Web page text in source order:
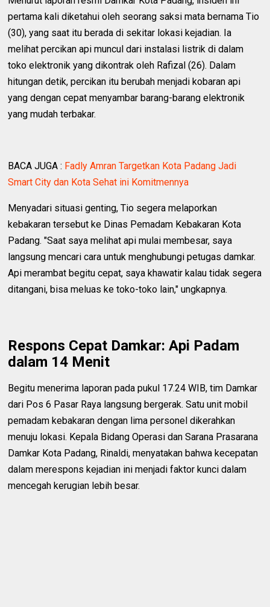
pertama kali diketahui oleh seorang saksi mata bernama Tio
(30), yang saat itu berada di sekitar lokasi kejadian. Ia
melihat percikan api muncul dari instalasi listrik di dalam
toko elektronik yang dikontrak oleh Rafizal (26). Dalam
hitungan detik, percikan itu berubah menjadi kobaran api
yang dengan cepat menyambar barang-barang elektronik
yang mudah terbakar.
BACA JUGA : Fadly Amran Targetkan Kota Padang Jadi
Smart City dan Kota Sehat ini Komitmennya
Menyadari situasi genting, Tio segera melaporkan
kebakaran tersebut ke Dinas Pemadam Kebakaran Kota
Padang. "Saat saya melihat api mulai membesar, saya
langsung mencari cara untuk menghubungi petugas damkar.
Api merambat begitu cepat, saya khawatir kalau tidak segera
ditangani, bisa meluas ke toko-toko lain," ungkapnya.
Respons Cepat Damkar: Api Padam
dalam 14 Menit
Begitu menerima laporan pada pukul 17.24 WIB, tim Damkar
dari Pos 6 Pasar Raya langsung bergerak. Satu unit mobil
pemadam kebakaran dengan lima personel dikerahkan
menuju lokasi. Kepala Bidang Operasi dan Sarana Prasarana
Damkar Kota Padang, Rinaldi, menyatakan bahwa kecepatan
dalam merespons kejadian ini menjadi faktor kunci dalam
mencegah kerugian lebih besar.